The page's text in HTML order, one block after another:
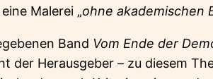
Malerei „ohne akademischen
Band Vom Ende der
der Herausgeber – zu diesem